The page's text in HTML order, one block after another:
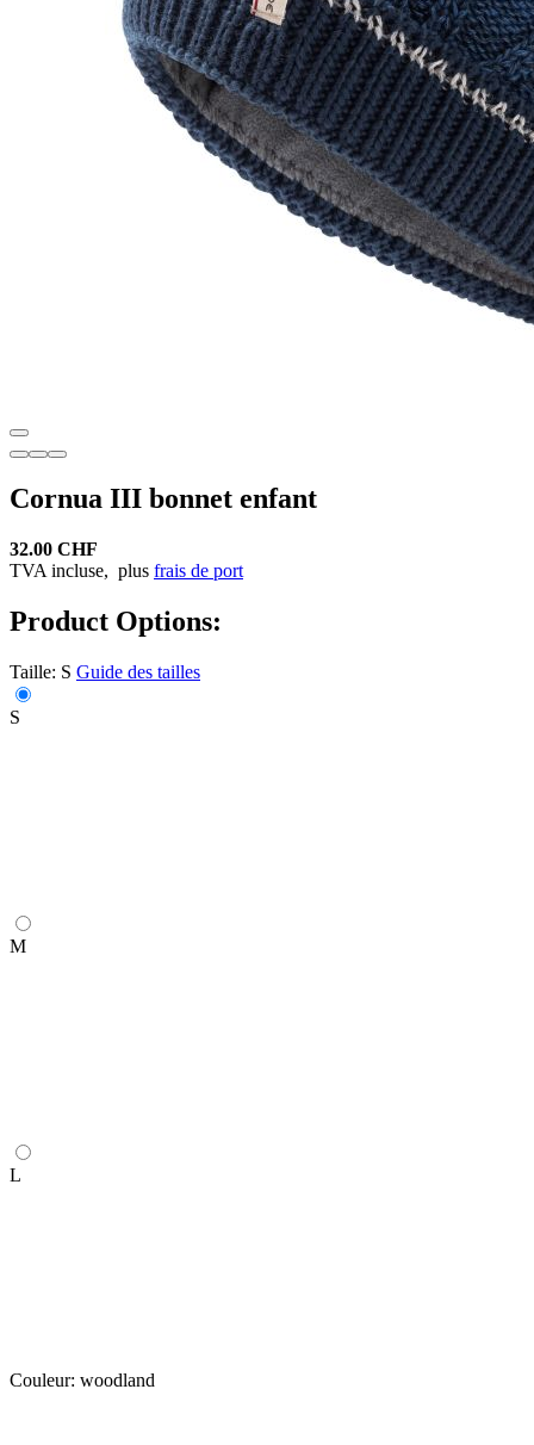
Cornua III bonnet enfant
32.00 CHF
TVA incluse, plus frais de port
Product Options:
Taille: S Guide des tailles
S
M
L
Couleur: woodland